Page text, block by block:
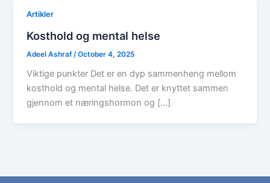
Artikler
Kosthold og mental helse
Adeel Ashraf /October 4, 2025
Viktige punkter Det er en dyp sammenheng mellom
kosthold og mental helse. Det er knyttet sammen
gjennom et næringshormon og […]